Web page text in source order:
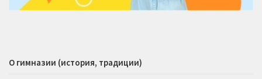
О гимназии (история, традиции)